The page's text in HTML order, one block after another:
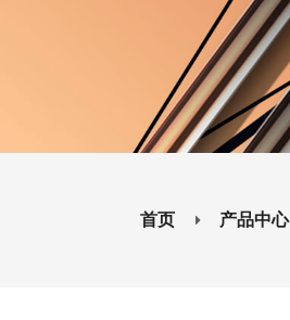
首页 产品中心